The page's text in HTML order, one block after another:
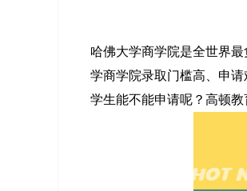
哈佛大学商学院是全世界
学商学院录取门槛高、申
学生能不能申请呢？高顿教